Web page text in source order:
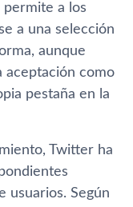
a los
a una selección
aunque
aceptación como
pestaña en la
Twitter ha
usuarios. Según